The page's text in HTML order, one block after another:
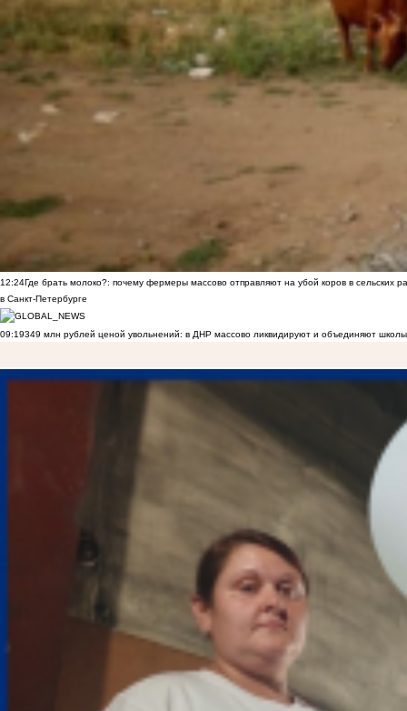
12:24Где брать молоко?: почему фермеры массово отправляют на убой коров в сельских
в Санкт-Петербурге
09:19349 млн рублей ценой увольнений: в ДНР массово ликвидируют и объединяют